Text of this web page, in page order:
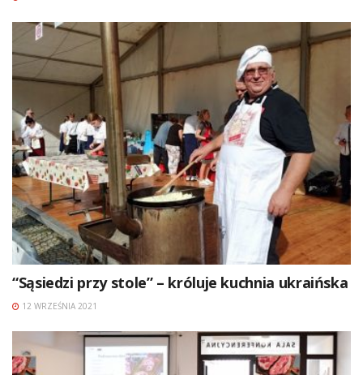
“Sąsiedzi przy stole” – króluje kuchnia ukraińska
12 WRZEŚNIA 2021